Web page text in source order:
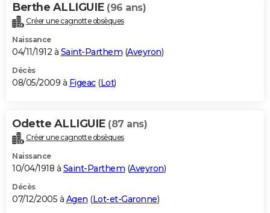
Berthe ALLIGUIE (96 ans)
Créer une cagnotte obsèques
Naissance
04/11/1912 à Saint-Parthem (Aveyron)
Décès
08/05/2009 à Figeac(Lot)
Odette ALLIGUIE (87 ans)
Créer une cagnotte obsèques
Naissance
10/04/1918 à Saint-Parthem (Aveyron)
Décès
07/12/2005 à Agen (Lot-et-Garonne)